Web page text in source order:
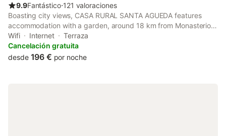
9.9Fantástico⋅121 valoraciones
Boasting city views, CASA RURAL SANTA AGUEDA features
accommodation with a garden, around 18 km from Monasterio
de Piedra Natural Park.
Wifi Internet
Terraza
Cancelación gratuita
desde 196 € por noche